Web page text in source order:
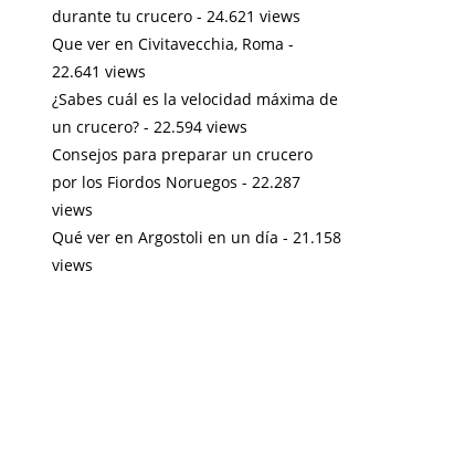
durante tu crucero- 24.621 views
Que ver en Civitavecchia, Roma -
22.641 views
¿Sabes cuál es la velocidad máxima de
un crucero?- 22.594 views
Consejos para preparar un crucero
por los Fiordos Noruegos - 22.287
views
Qué ver en Argostoli en un día - 21.158
views